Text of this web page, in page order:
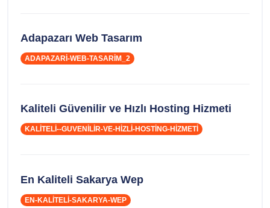
Adapazarı Web Tasarım
ADAPAZARI-WEB-TASARIM_2
Kaliteli Güvenilir ve Hızlı Hosting Hizmeti
KALITELI--GUVENILIR-VE-HIZLI-HOSTING-HIZMETI
En Kaliteli Sakarya Wep
EN-KALITELI-SAKARYA-WEP